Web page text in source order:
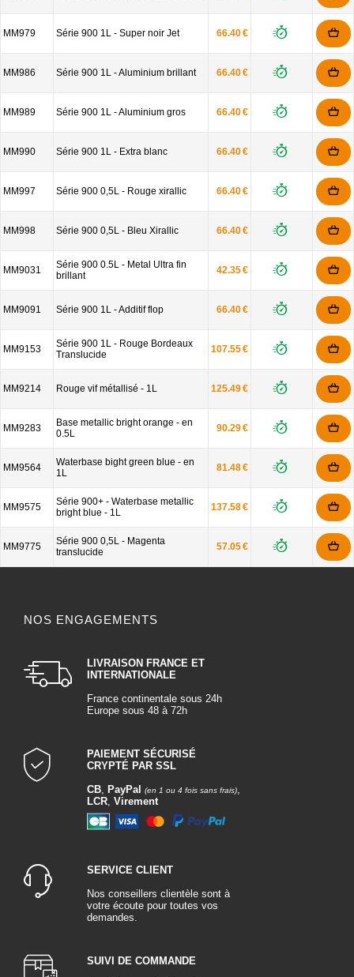
MM979 Série 900 1L - Super noir Jet 66.40 €
MM986 Série 900 1L - Aluminium brillant 66.40 €
MM989 Série 900 1L - Aluminium gros 66.40 €
MM990 Série 900 1L - Extra blanc 66.40 €
MM997 Série 900 0,5L - Rouge xirallic 66.40 €
MM998 Série 900 0,5L - Bleu Xirallic 66.40 €
MM9031
Série 900 0.5L - Metal Ultra fin
brillant
42.35 €
MM9091 Série 900 1L - Additif flop 66.40 €
MM9153
Série 900 1L - Rouge Bordeaux
Translucide
107.55 €
MM9214 Rouge vif métallisé - 1L 125.49 €
MM9283
Base metallic bright orange - en
0.5L
90.29 €
MM9564
Waterbase bight green blue - en
1L
81.48 €
MM9575
Série 900+ - Waterbase metallic
bright blue - 1L
137.58 €
MM9775
Série 900 0,5L - Magenta
translucide
57.05 €
NOS ENGAGEMENTS
LIVRAISON FRANCE ET
INTERNATIONALE
France continentale sous 24h
Europe sous 48 à 72h
PAIEMENT SÉCURISÉ
CRYPTÉ PAR SSL
CB, PayPal (en 1 ou 4 fois sans frais),
LCR, Virement
SERVICE CLIENT
Nos conseillers clientèle sont à
votre écoute pour toutes vos
demandes.
SUIVI DE COMMANDE